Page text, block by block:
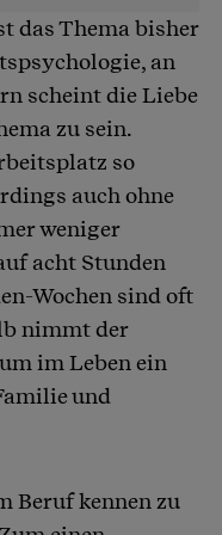
das Thema bisher
an
scheint die Liebe
zu sein.
so
auch ohne
weniger
acht Stunden
Wochen sind oft
nimmt der
im Leben ein
und
Beruf kennen zu